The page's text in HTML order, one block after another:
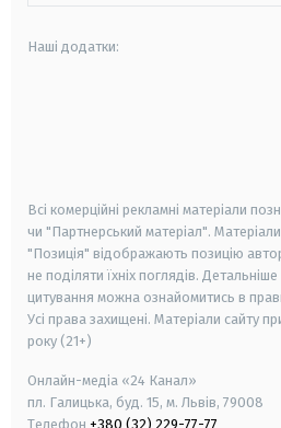
Наші додатки:
Всі комерційні рекламні матеріали
чи "Партнерський матеріал".
"Позиція" відображають позицію
не поділяти їхніх поглядів.
цитування можна ознайомитись в
Усі права захищені. Матеріали сайту
року (21+)
Онлайн-медіа «24 Канал»
пл. Галицька, буд. 15, м. Львів, 79008
Телефон +380 (32) 229-77-77